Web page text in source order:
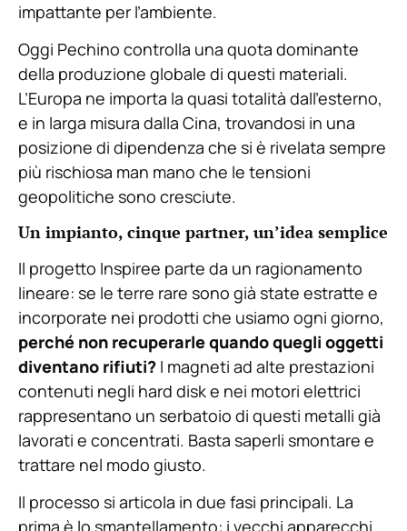
impattante per l’ambiente.
Oggi Pechino controlla una quota dominante
della produzione globale di questi materiali.
L’Europa ne importa la quasi totalità dall’esterno,
e in larga misura dalla Cina, trovandosi in una
posizione di dipendenza che si è rivelata sempre
più rischiosa man mano che le tensioni
geopolitiche sono cresciute.
Un impianto, cinque partner, un’idea semplice
Il progetto Inspiree parte da un ragionamento
lineare: se le terre rare sono già state estratte e
incorporate nei prodotti che usiamo ogni giorno,
perché non recuperarle quando quegli oggetti
diventano rifiuti? I magneti ad alte prestazioni
contenuti negli hard disk e nei motori elettrici
rappresentano un serbatoio di questi metalli già
lavorati e concentrati. Basta saperli smontare e
trattare nel modo giusto.
Il processo si articola in due fasi principali. La